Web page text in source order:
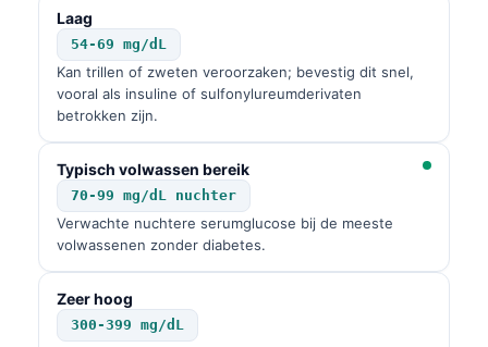
Laag
54-69 mg/dL
Kan trillen of zweten veroorzaken; bevestig dit snel,
vooral als insuline of sulfonylureumderivaten
betrokken zijn.
Typisch volwassen bereik
70-99 mg/dL nuchter
Verwachte nuchtere serumglucose bij de meeste
volwassenen zonder diabetes.
Zeer hoog
300-399 mg/dL